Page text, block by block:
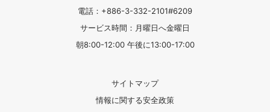
電話：+886-3-332-2101#6209
サービス時間：月曜日へ金曜日
朝8:00-12:00 午後に13:00-17:00
サイトマップ
情報に関する安全政策